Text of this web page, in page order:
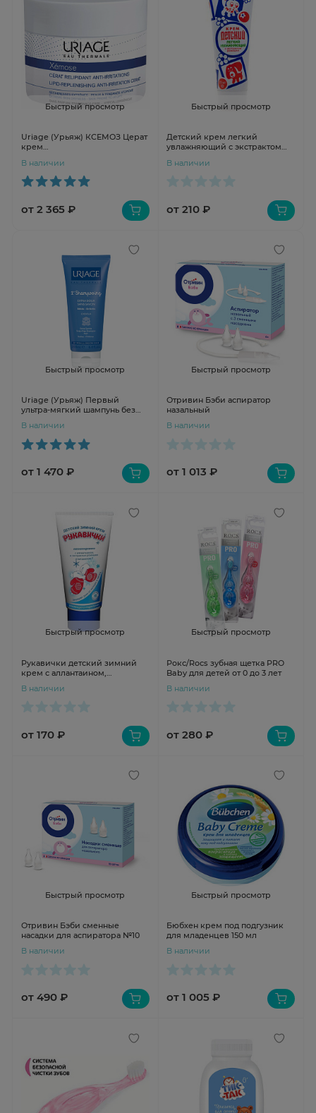
Быстрый просмотр
Uriage (Урьяж) КСЕМОЗ Церат
крем
против раздражений 200мл
В наличии
от 2 365 ₽
Быстрый просмотр
Детский крем легкий
увлажняющий с экстрактом
Up
В наличии
от 210 ₽
Быстрый просмотр
Uriage (Урьяж) Первый
ультра-мягкий шампунь без
В наличии
от 1 470 ₽
Быстрый просмотр
Отривин Бэби аспиратор
назальный
В наличии
от 1 013 ₽
Быстрый просмотр
Рукавички детский зимний
крем с аллантаином,
витамином F крем д/рук 50мл
В наличии
от 170 ₽
Быстрый просмотр
Рокс/Rocs зубная щетка PRO
Baby для детей от 0 до 3 лет
В наличии
от 280 ₽
Быстрый просмотр
Отривин Бэби сменные
насадки для аспиратора №10
В наличии
от 490 ₽
Быстрый просмотр
Бюбхен крем под подгузник
для младенцев 150 мл
В наличии
от 1 005 ₽